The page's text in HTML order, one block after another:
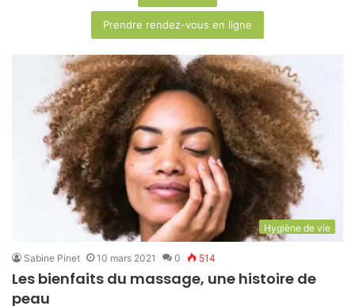
Prendre rendez-vous en ligne
Hygiène de vie
Sabine Pinet 10 mars 2021 0 514
Les bienfaits du massage, une histoire de
peau